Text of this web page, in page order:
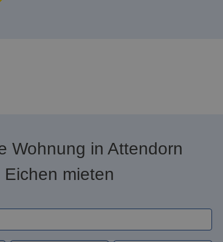
Wohnung in Attendorn
Eichen mieten